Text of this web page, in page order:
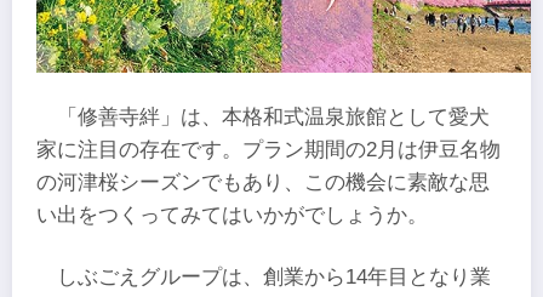
「修善寺絆」は、本格和式温泉旅館として愛犬
家に注目の存在です。プラン期間の2月は伊豆名物
の河津桜シーズンでもあり、この機会に素敵な思
い出をつくってみてはいかがでしょうか。
しぶごえグループは、創業から14年目となり業